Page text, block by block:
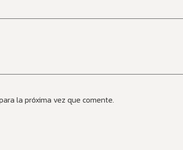
la próxima vez que comente.